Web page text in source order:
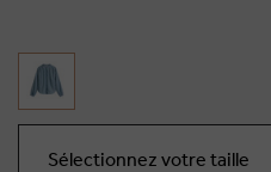
Sélectionnez votre taille